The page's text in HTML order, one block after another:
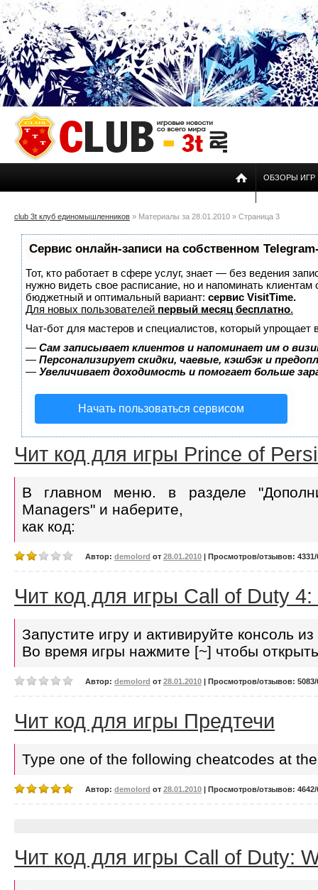
ОБЗОРЫ ИГР
club 3t клуб единомышленников » Материалы за 28.01.2010 » Страница 3
Сервис онлайн-записи на собственном
Тот, кто работает в сфере услуг, знает — без ведения
нужно видеть свое расписание, но и напоминать
бюджетный и оптимальный вариант: сервис VisitTime.
Для новых пользователей первый месяц бесплатно.
Чат-бот для мастеров и специалистов, который упрощает
— Сам записывает клиентов и напоминает им о
— Персонализирует скидки, чаевые, кэшбэк и
— Увеличивает доходимость и помогает больше
Начать пользоваться сервисом
Чит код для игры Prince of
В главном меню. в разделе
Managers" и наберите,
как код:
Автор: demolord от 28.01.2010 | Просмотров/отзывов: 4331/
Чит код для игры Call of Duty
Запустите игру и активируйте консоль
Bo вpeмя игpы нaжмитe [~] чтoбы
Автор: demolord от 28.01.2010 | Просмотров/отзывов: 5083/
Чит код для игры Предтечи
Type one of the following cheatcodes at
Автор: demolord от 28.01.2010 | Просмотров/отзывов: 4642/
Чит код для игры Call of Duty: